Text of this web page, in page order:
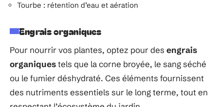
Tourbe : rétention d’eau et aération
Engrais organiques
Pour nourrir vos plantes, optez pour des engrais
organiquestels que la corne broyée, le sang séché
ou le fumier déshydraté. Ces éléments fournissent
des nutriments essentiels sur le long terme, tout en